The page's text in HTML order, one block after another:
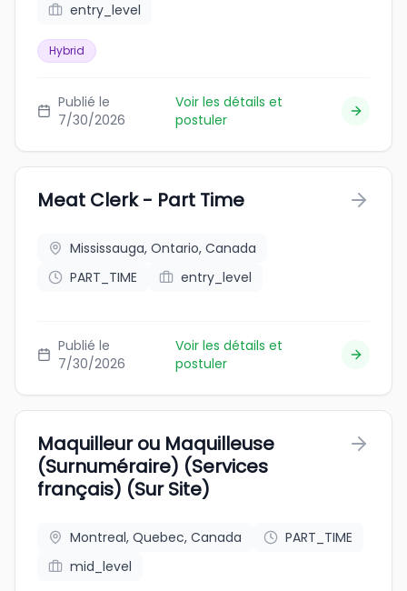
entry_level
Hybrid
Publié le
7/30/2026
Voir les détails et
postuler
Meat Clerk - Part Time
Mississauga, Ontario, Canada
PART_TIME
entry_level
Publié le
7/30/2026
Voir les détails et
postuler
Maquilleur ou Maquilleuse
(Surnuméraire) (Services
français) (Sur Site)
Montreal, Quebec, Canada
PART_TIME
mid_level